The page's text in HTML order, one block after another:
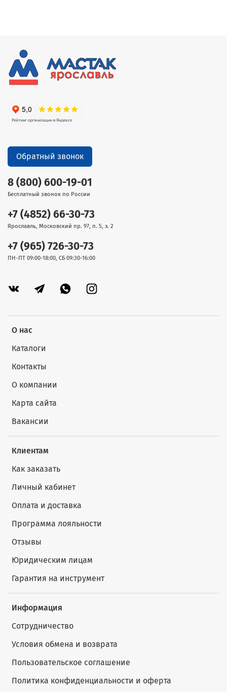
О нас
Каталоги
Контакты
О компании
Карта сайта
Вакансии
Клиентам
Как заказать
Личный кабинет
Оплата и доставка
Программа лояльности
Отзывы
Юридическим лицам
Гарантия на инструмент
Информация
Сотрудничество
Условия обмена и возврата
Пользовательское соглашение
Политика конфиденциальности и оферта
8 (800) 600-19-01
Бесплатный звонок по России
+7 (4852) 66-30-73
Ярославль, Московский пр. 97, п. 5, э. 2
+7 (965) 726-30-73
ПН-ПТ 09:00-18:00, СБ 09:30-16:00
Обратный звонок